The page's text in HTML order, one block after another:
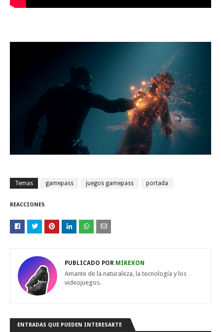
Temas gamepass juegos gamepass portada
REACCIONES
PUBLICADO POR MIKEXON
Amante de la naturaleza, la tecnología y los
videojuegos.
ENTRADAS QUE PUEDEN INTERESARTE